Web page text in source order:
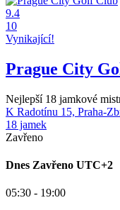
9.4
10
Vynikající!
Prague City
Nejlepší 18 jamkové
K Radotínu 15, Praha-
18 jamek
Zavřeno
Dnes Zavřeno UTC+2
05:30 - 19:00